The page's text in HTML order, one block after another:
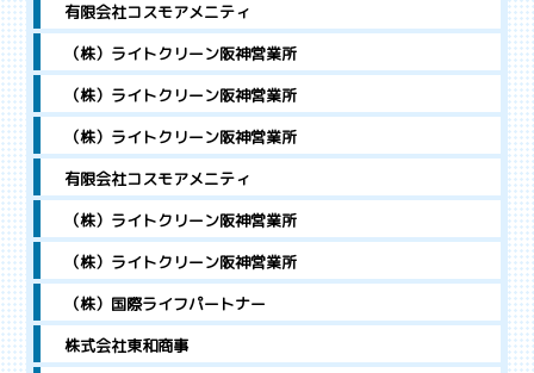
有限会社コスモアメニティ
（株）ライトクリーン阪神営業所
（株）ライトクリーン阪神営業所
（株）ライトクリーン阪神営業所
有限会社コスモアメニティ
（株）ライトクリーン阪神営業所
（株）ライトクリーン阪神営業所
（株）国際ライフパートナー
株式会社東和商事